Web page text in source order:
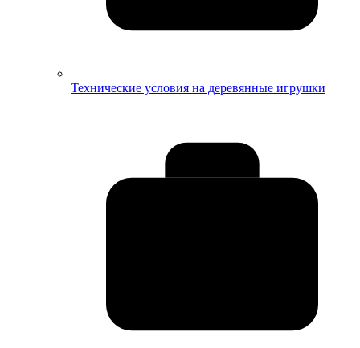
Технические условия на деревянные игрушки